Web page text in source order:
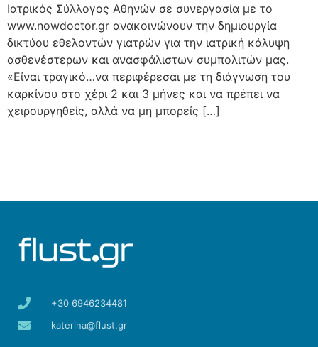
Ιατρικός Σύλλογος Αθηνών σε συνεργασία με το
www.nowdoctor.gr ανακοινώνουν την δημιουργία
δικτύου εθελοντών γιατρών για την ιατρική κάλυψη
ασθενέστερων και ανασφάλιστων συμπολιτών μας.
«Είναι τραγικό…να περιφέρεσαι με τη διάγνωση του
καρκίνου στο χέρι 2 και 3 μήνες και να πρέπει να
χειρουργηθείς, αλλά να μη μπορείς […]
+30 6946234481
katerina@flust.gr